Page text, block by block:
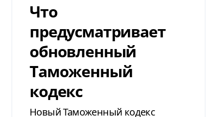
Что
предусматривает
обновленный
Таможенный
кодекс
Новый Таможенный кодекс